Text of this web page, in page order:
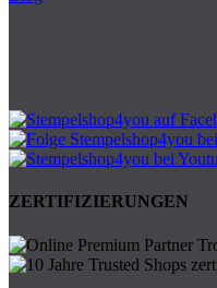
ZERTIFIZIERUNGEN